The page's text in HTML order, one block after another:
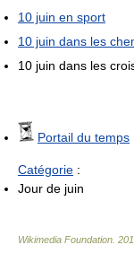
10 juin en sport
10 juin dans les
10 juin dans les
Portail du temps
Catégorie :
Jour de juin
Wikimedia Foundation